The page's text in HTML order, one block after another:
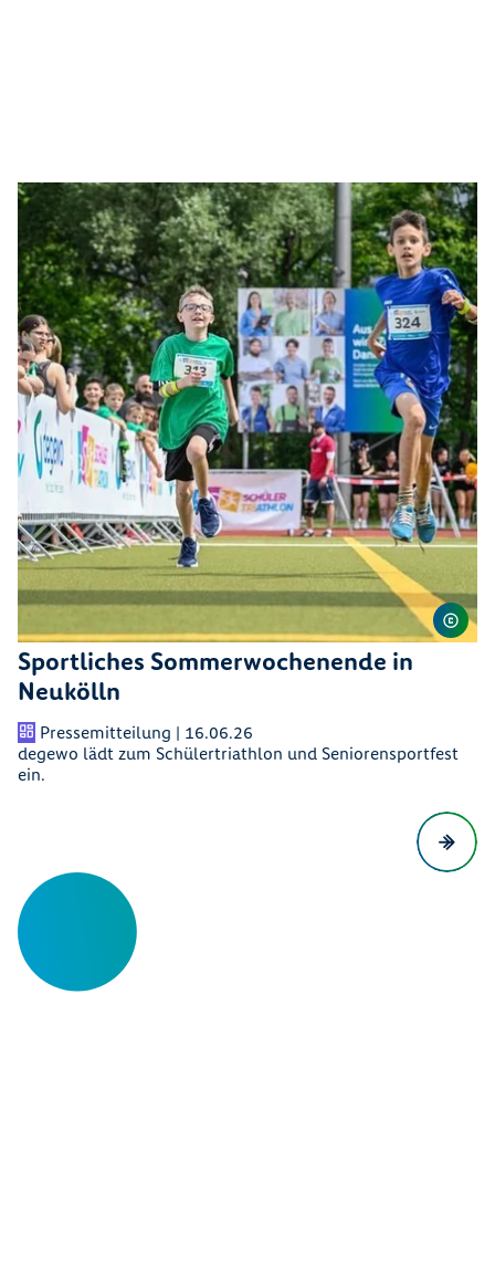
Sportliches Sommerwochenende in
Neukölln
Pressemitteilung | 16.06.26
degewo lädt zum Schülertriathlon und Seniorensportfest
ein.